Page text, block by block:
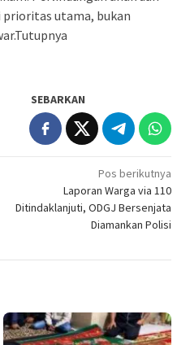
prioritas utama, bukan
SEBARKAN
Pos berikutnya
Laporan Warga via 110
Ditindaklanjuti, ODGJ Bersenjata
Diamankan Polisi